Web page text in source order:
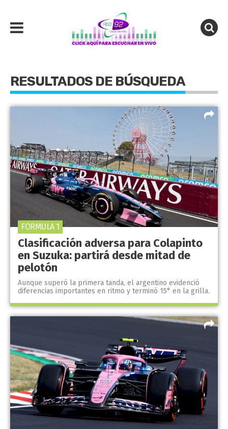
RESULTADOS DE BÚSQUEDA
Clasificación adversa para Colapinto
en Suzuka: partirá desde mitad de
pelotón
Aunque superó la primera tanda, el argentino evidenció
diferencias importantes en ritmo y terminó 15° en la grilla.
FORMULA 1